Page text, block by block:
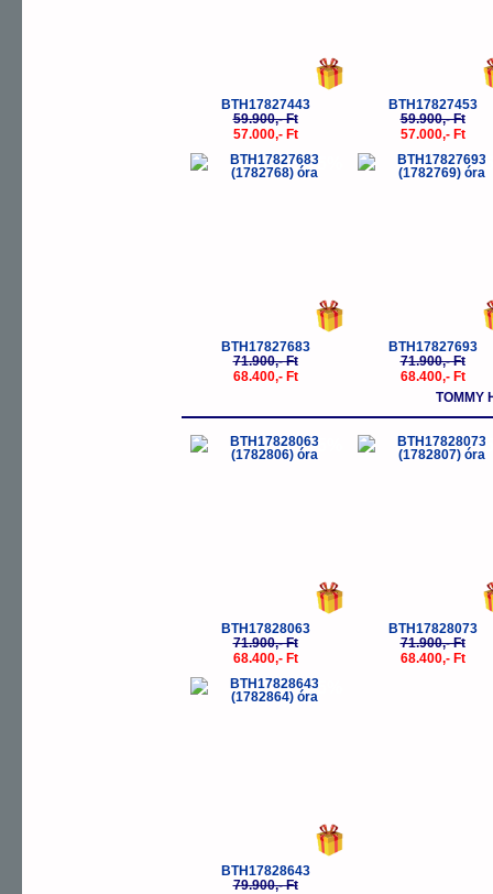
BTH17827443
59.900,- Ft
57.000,- Ft
BTH17827453
59.900,- Ft
57.000,- Ft
-5%
BTH17827683
71.900,- Ft
68.400,- Ft
-
BTH17827693
71.900,- Ft
68.400,- Ft
TOMMY
-5%
BTH17828063
71.900,- Ft
68.400,- Ft
-
BTH17828073
71.900,- Ft
68.400,- Ft
-5%
BTH17828643
79.900,- Ft